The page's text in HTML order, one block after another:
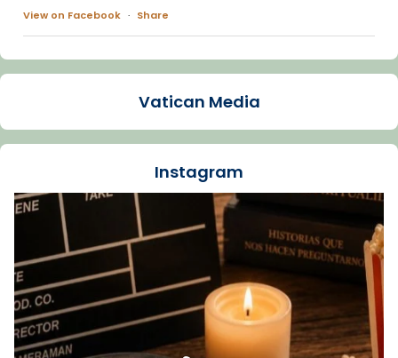
View on Facebook · Share
Arquebisbat de Barcelona
La Carmina va patir depressió. Fa gairebé
dos mesos, a l'Estadi Lluís Companys, la
Recupera l'entrevista comp
Vatican
tican News 👇
www.vaticannews.va/es/iglesia/news/2026-
07/carmina-historia-depresion-papa-viaje-
espana-testimoni...
Foto
Vatican Media
Instagram